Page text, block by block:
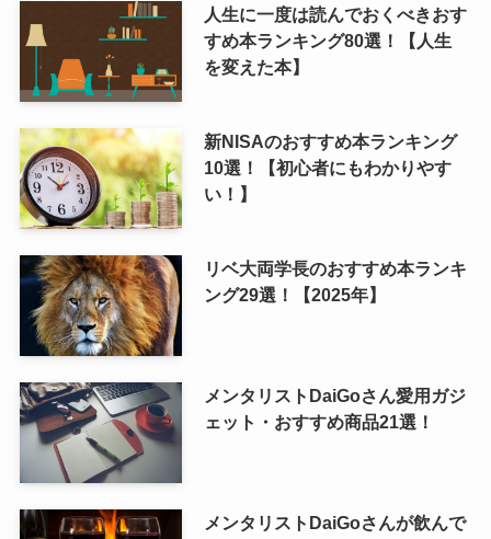
人生に一度は読んでおくべきおす
すめ本ランキング80選！【人生
を変えた本】
新NISAのおすすめ本ランキング
10選！【初心者にもわかりやす
い！】
リベ大両学長のおすすめ本ランキ
ング29選！【2025年】
メンタリストDaiGoさん愛用ガジ
ェット・おすすめ商品21選！
メンタリストDaiGoさんが飲んで